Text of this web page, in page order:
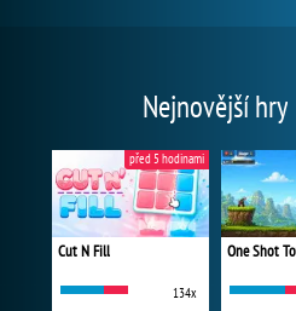
Nejnovější hry
Cut N Fill
134x
před 5 hodinami